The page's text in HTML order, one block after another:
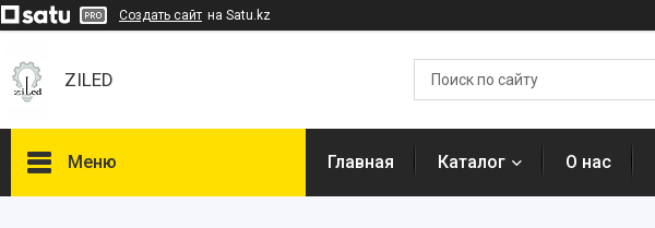
Создать сайт на Satu.kz
ZILED
Меню Главная Каталог О нас